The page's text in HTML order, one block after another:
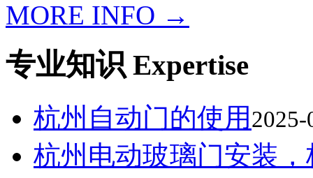
MORE INFO →
专业知识 Expertise
杭州自动门的使用 2025-
杭州电动玻璃门安装